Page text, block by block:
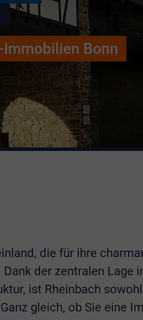
Bonn
die für ihre
der zentralen Lage
ist Rheinbach
gleich, ob Sie eine